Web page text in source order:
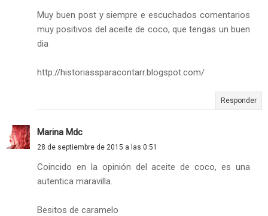
Muy buen post y siempre e escuchados comentarios
muy positivos del aceite de coco, que tengas un buen
dia
http://historiassparacontarr.blogspot.com/
Responder
Marina Mdc
28 de septiembre de 2015 a las 0:51
Coincido en la opinión del aceite de coco, es una
autentica maravilla.
Besitos de caramelo